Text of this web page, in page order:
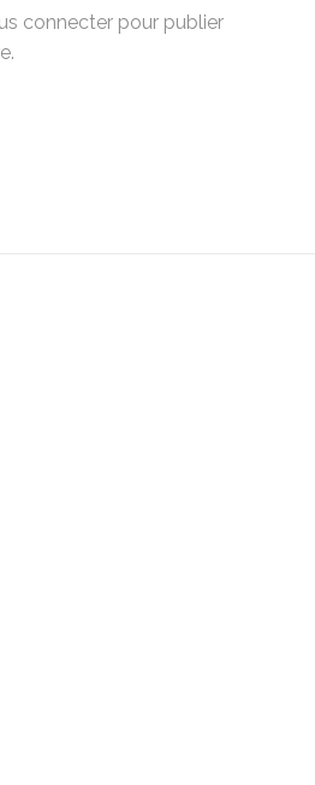
connecter pour publier